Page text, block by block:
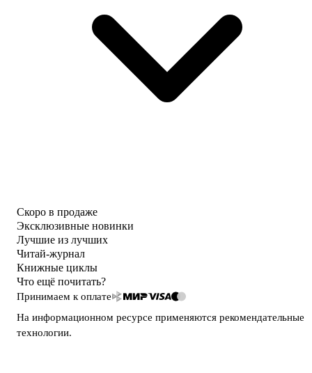
Скоро в продаже
Эксклюзивные новинки
Лучшие из лучших
Читай-журнал
Книжные циклы
Что ещё почитать?
Принимаем к оплате
На информационном ресурсе применяются рекомендательные
технологии.